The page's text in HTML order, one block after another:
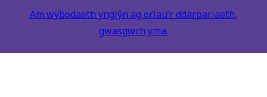
Am wybodaeth ynglŷn ag oriau’r ddarpariaeth,
gwasgwch yma.